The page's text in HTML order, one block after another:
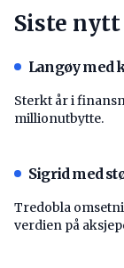
Siste nytt
Langøy med
Sterkt år i
millionutbytte.
Sigrid med
Tredobla
verdien på